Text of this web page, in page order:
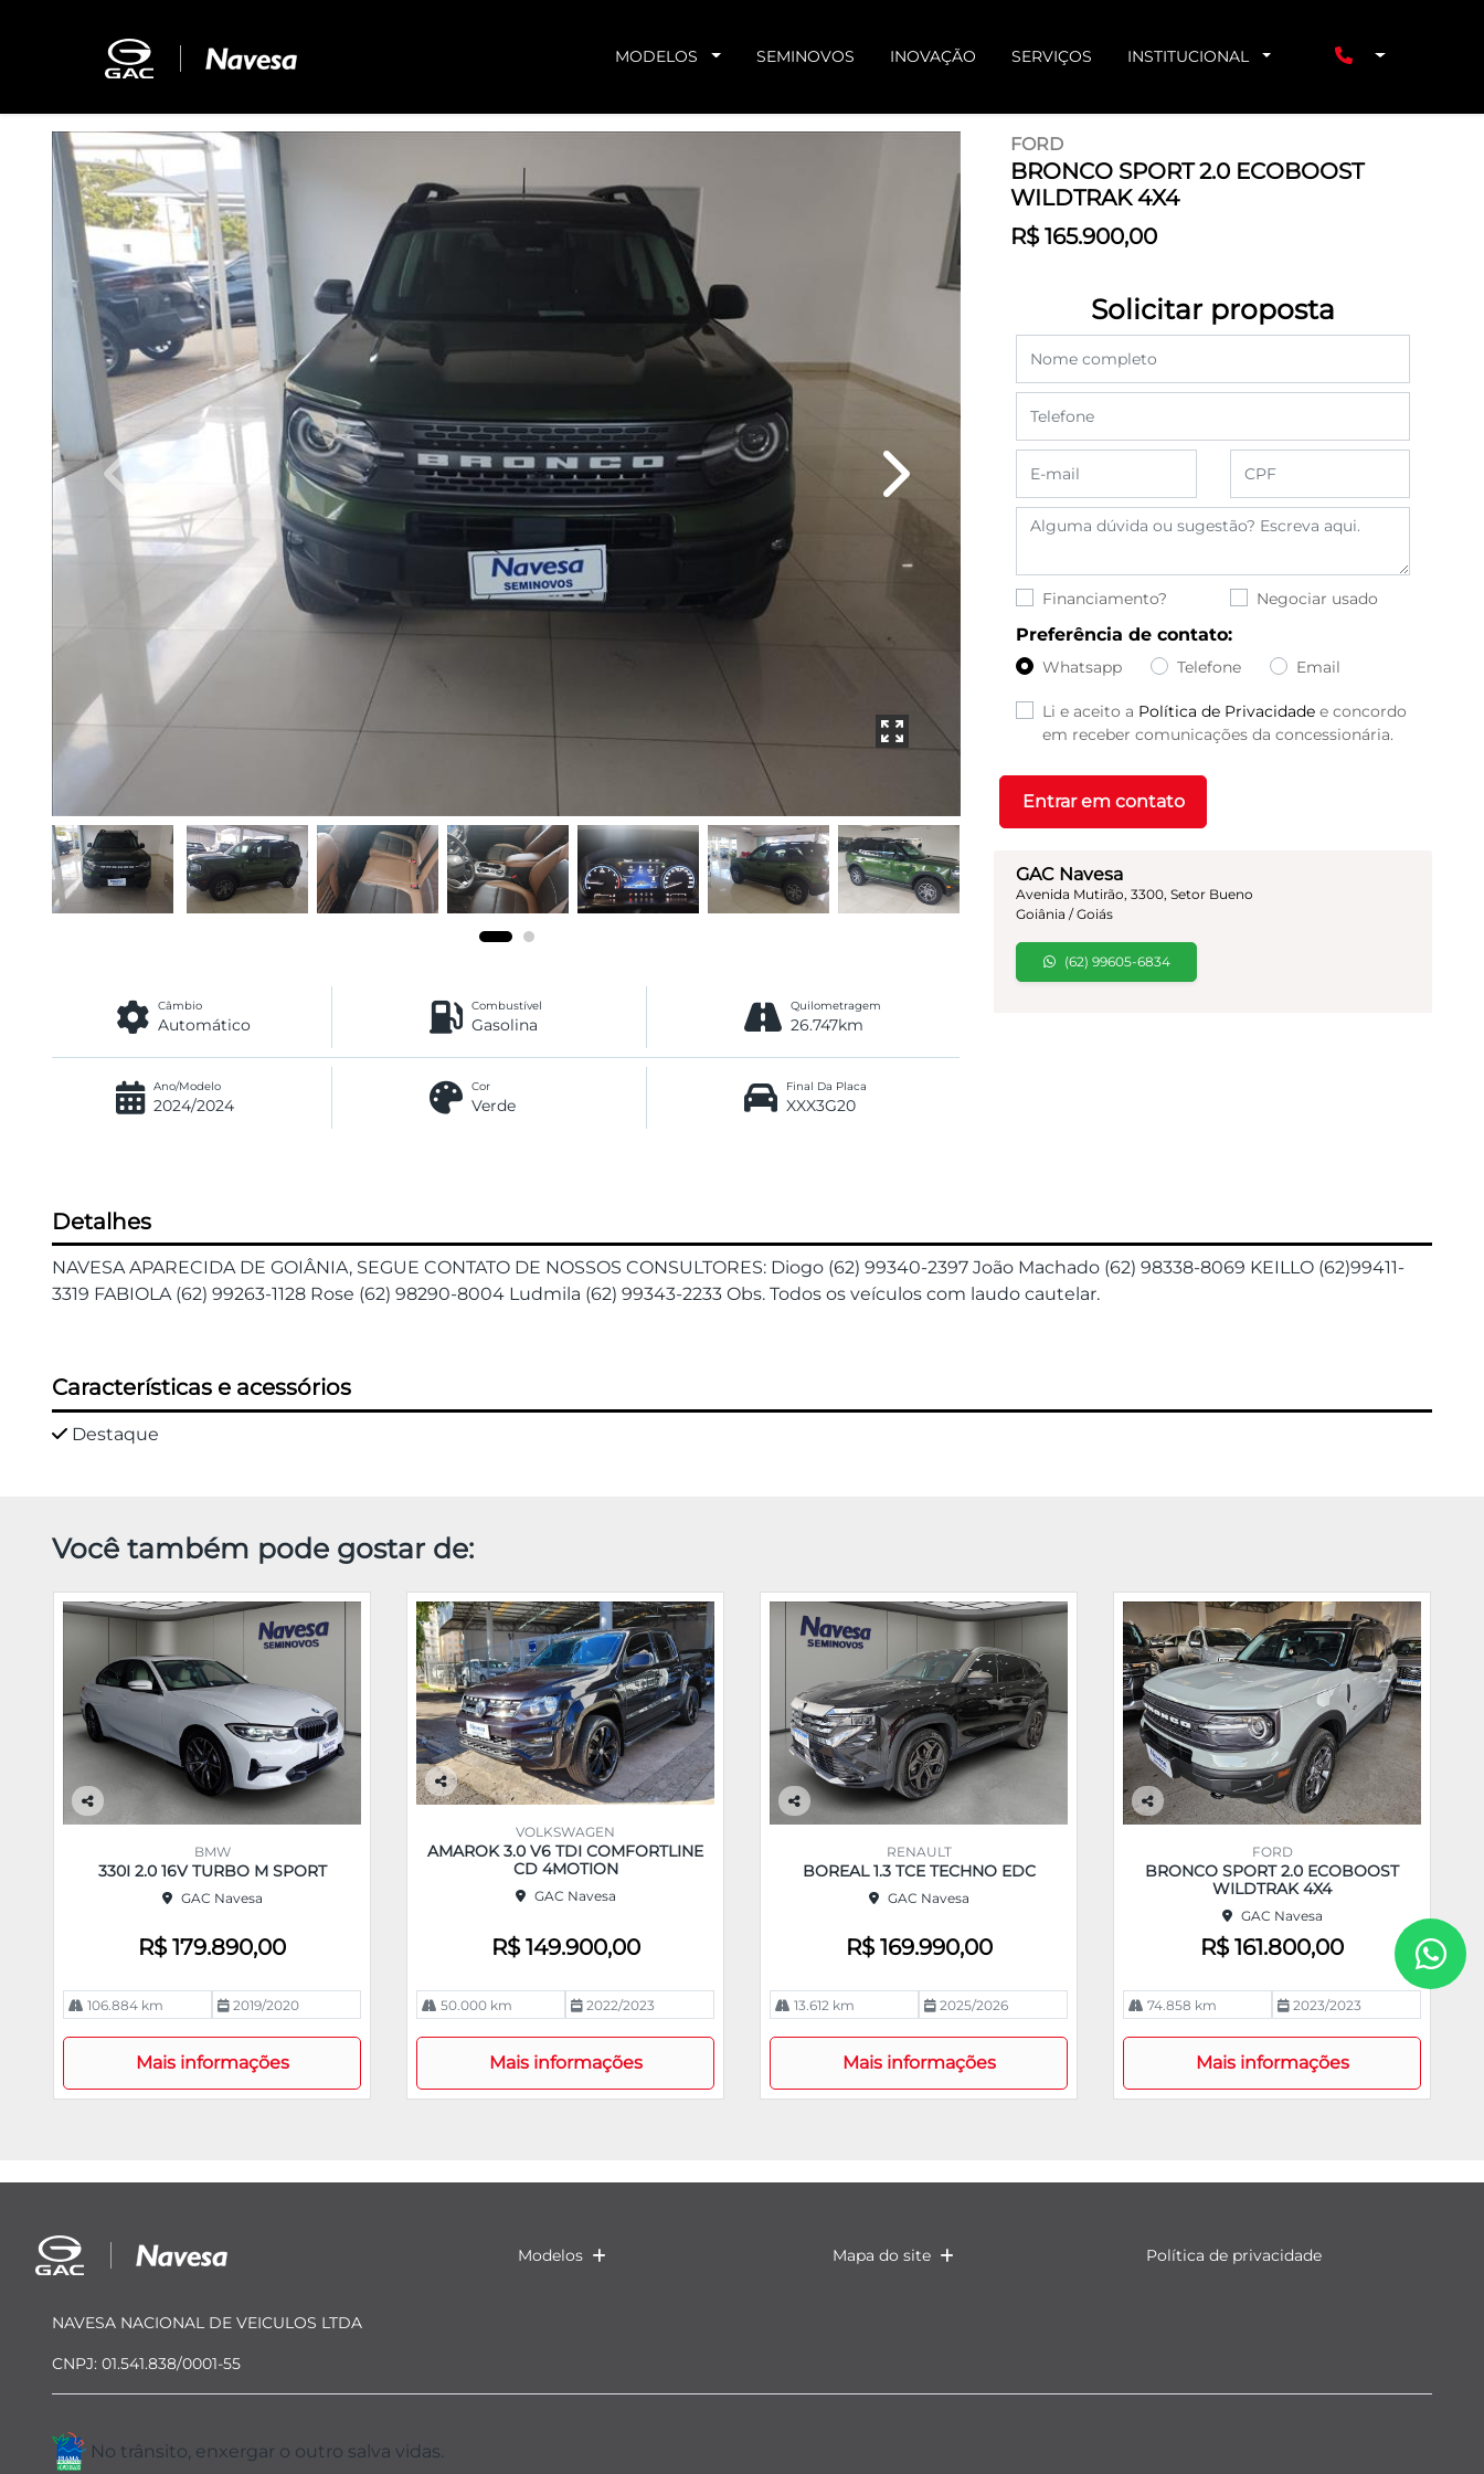
MODELOS SEMINOVOS INOVAÇÃO SERVIÇOS INSTITUCIONAL
FORD
BRONCO SPORT 2.0 ECOBOOST
WILDTRAK 4X4
R$ 165.900,00
GAC Navesa
Avenida Mutirão, 3300, Setor Bueno
Goiânia / Goiás
(62) 99605-6834
Solicitar proposta
Financiamento? Negociar usado
Preferência de contato:
Whatsapp Telefone Email
Li e aceito a Política de Privacidade e concordo
em receber comunicações da concessionária.
Entrar em contato
Previous Next
Câmbio
Automático
Combustível
Gasolina
Quilometragem
26.747km
Ano/Modelo
2024/2024
Cor
Verde
Final Da Placa
XXX3G20
Detalhes
NAVESA APARECIDA DE GOIÂNIA, SEGUE CONTATO DE NOSSOS CONSULTORES: Diogo (62) 99340-2397 João Machado (62) 98338-8069 KEILLO (62)99411-
3319 FABIOLA (62) 99263-1128 Rose (62) 98290-8004 Ludmila (62) 99343-2233 Obs. Todos os veículos com laudo cautelar.
Características e acessórios
Destaque
Você também pode gostar de:
Co
BMW
330I 2.0 16V TURBO M SPORT
GAC Navesa
R$ 179.890,00
106.884 km 2019/2020
Mais informações
Co
rtil
VOLKSWAGEN
AMAROK 3.0 V6 TDI COMFORTLINE
CD 4MOTION
GAC Navesa
R$ 149.900,00
50.000 km 2022/2023
Mais informações
Co
RENAULT
BOREAL 1.3 TCE TECHNO EDC
GAC Navesa
R$ 169.990,00
13.612 km 2025/2026
Mais informações
Co
pa
rtil
FORD
BRONCO SPORT 2.0 ECOBOOST
WILDTRAK 4X4
GAC Navesa
R$ 161.800,00
74.858 km 2023/2023
Mais informações
Modelos Mapa do site Política de privacidade
NAVESA NACIONAL DE VEICULOS LTDA
CNPJ: 01.541.838/0001-55
No trânsito, enxergar o outro salva vidas.